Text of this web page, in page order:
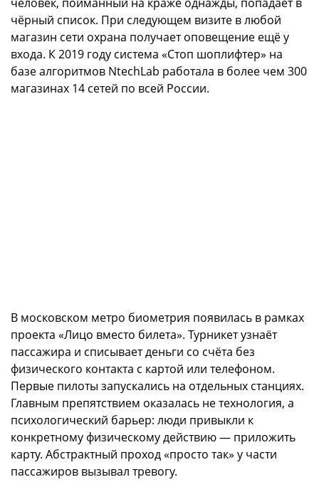
чёрный список. При следующем визите в любой
магазин сети охрана получает оповещение ещё у
входа. К 2019 году система «Стоп шоплифтер» на
базе алгоритмов NtechLab работала в более чем 300
магазинах 14 сетей по всей России.
В московском метро биометрия появилась в рамках
проекта «Лицо вместо билета». Турникет узнаёт
пассажира и списывает деньги со счёта без
физического контакта с картой или телефоном.
Первые пилоты запускались на отдельных станциях.
Главным препятствием оказалась не технология, а
психологический барьер: люди привыкли к
конкретному физическому действию — приложить
карту. Абстрактный проход «просто так» у части
пассажиров вызывал тревогу.